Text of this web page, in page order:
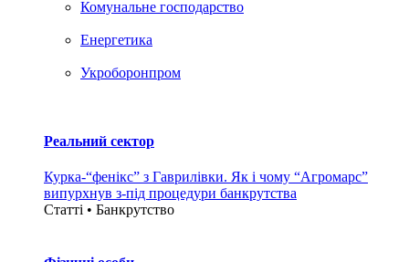
Комунальне господарство
Енергетика
Укроборонпром
Реальний сектор
Курка-“фенікс” з Гаврилівки. Як і чому “Агромарс”
випурхнув з-під процедури банкрутства
Статті • Банкрутство